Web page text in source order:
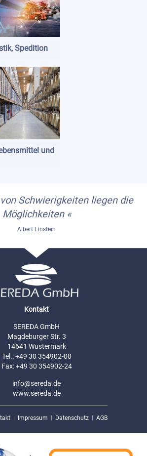
Spedition
und
Schwierigkeiten liegen die
Möglichkeiten «
Albert Einstein
Kontakt
SEREDA GmbH
Magdeburger Str. 3
14641 Wustermark
Tel.: +49 30 354902-00
Fax: +49 30 354902-24
info@sereda.de
www.sereda.de
Impressum Datenschutz AGB